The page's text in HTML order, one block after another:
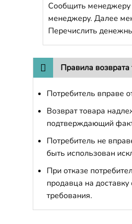
Сообщить менеджеру
менеджеру. Далее
Перечислить
Правила возврата
Потребитель вправе
Возврат товара
подтверждающий
Потребитель не
быть использован
При отказе
продавца на
требования.